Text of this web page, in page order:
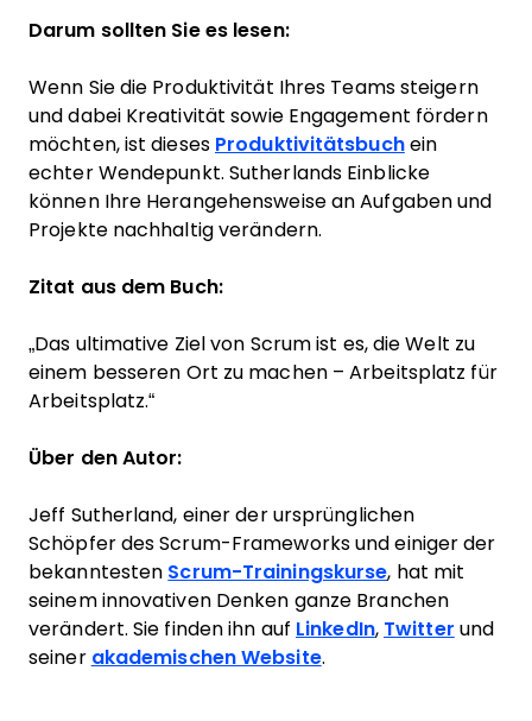
Darum sollten Sie es lesen:
Wenn Sie die Produktivität Ihres Teams steigern
und dabei Kreativität sowie Engagement fördern
möchten, ist dieses Produktivitätsbuchein
echter Wendepunkt. Sutherlands Einblicke
können Ihre Herangehensweise an Aufgaben und
Projekte nachhaltig verändern.
Zitat aus dem Buch:
„Das ultimative Ziel von Scrum ist es, die Welt zu
einem besseren Ort zu machen – Arbeitsplatz für
Arbeitsplatz.“
Über den Autor:
Jeff Sutherland, einer der ursprünglichen
Schöpfer des Scrum-Frameworks und einiger der
bekanntesten Scrum-Trainingskurse, hat mit
seinem innovativen Denken ganze Branchen
verändert. Sie finden ihn auf LinkedIn, Twitter und
seiner akademischen Website.